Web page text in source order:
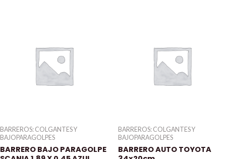
BARREROS: COLGANTES Y
BAJOPARAGOLPES
BARRERO BAJO PARAGOLPE
BARREROS: COLGANTES Y
BAJOPARAGOLPES
BARRERO AUTO TOYOTA